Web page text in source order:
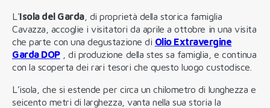
L'Isola del Garda, di proprietà della storica famiglia
Cavazza, accoglie i visitatori da aprile a ottobre in una visita
che parte con una degustazione di Olio Extravergine
Garda DOP, di produzione della stes sa famiglia, e continua
con la scoperta dei rari tesori che questo luogo custodisce.
L’isola, che si estende per circa un chilometro di lunghezza e
seicento metri di larghezza, vanta nella sua storia la